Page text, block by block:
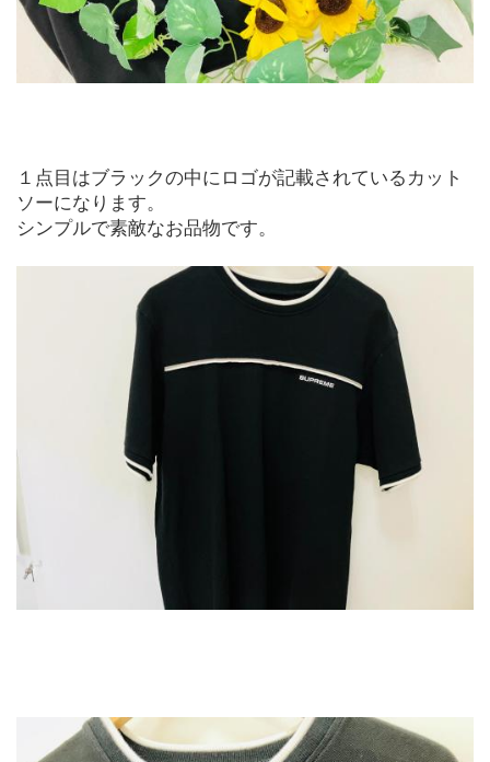
１点目はブラックの中にロゴが記載されているカット
ソーになります。
シンプルで素敵なお品物です。